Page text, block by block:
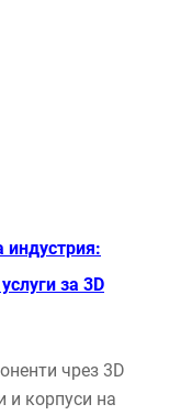
индустрия:
за 3D
чрез 3D
и корпуси на